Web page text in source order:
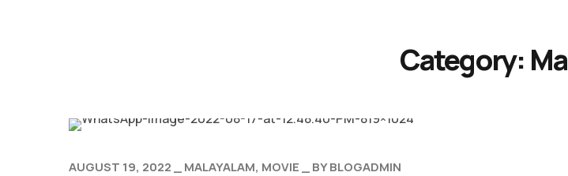
Category:
AUGUST 19, 2022 MALAYALAM MOVIE BYBLOGADMIN